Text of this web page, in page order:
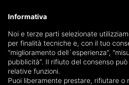
Receive a copy of the
Choose
Informativa
Noi e terze parti selezionate
per finalità tecniche e, con il tuo
“miglioramento dell`esperienza”,
pubblicità”. Il rifiuto del consenso
relative funzioni.
Puoi liberamente prestare, rifiutare o